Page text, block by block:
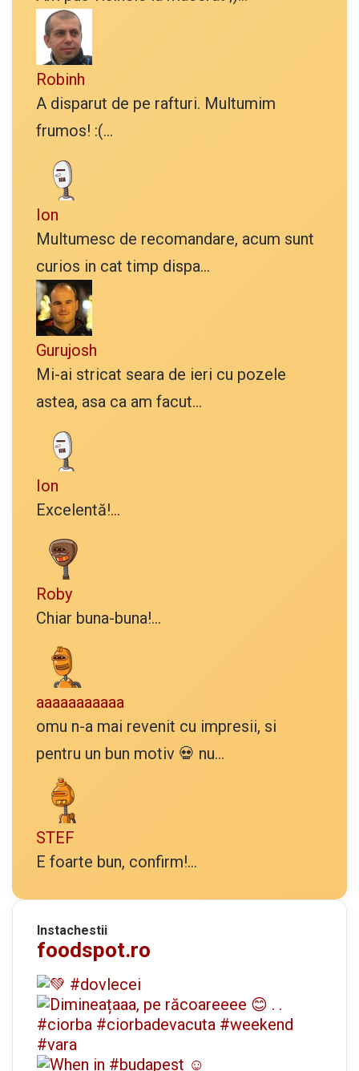
Robinh
A disparut de pe rafturi. Multumim
frumos! :(...
Ion
Multumesc de recomandare, acum sunt
curios in cat timp dispa...
Gurujosh
Mi-ai stricat seara de ieri cu pozele
astea, asa ca am facut...
Ion
Excelentă!...
Roby
Chiar buna-buna!...
aaaaaaaaaaa
omu n-a mai revenit cu impresii, si
pentru un bun motiv 💀 nu...
STEF
E foarte bun, confirm!...
Instachestii
foodspot.ro